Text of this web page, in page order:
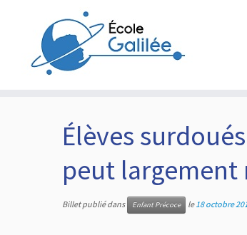
Élèves
peut largement
Billet publié dans Enfant Précoce le18 octobre